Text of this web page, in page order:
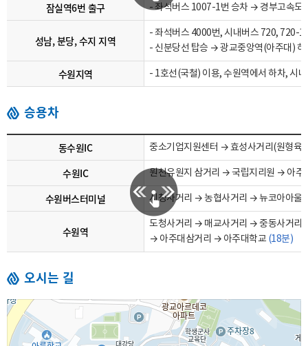
잠실역6번 출구 - 좌석버스 1007-1번 승차 → 경부고속도
성남, 분당, 수지 지역
- 좌석버스 4000번, 시내버스 720, 720-
- 신분당선 탑승 → 광교중앙역(아주대)
수원지역 - 1호선(국철) 이용, 수원역에서 하차, 시
승용차
동수원IC 중소기업지원센터 → 효성사거리(원형육
수원IC 원천유원지 삼거리 → 국립지리원 → 아주
수원버스터미널 시청사거리 → 농협사거리 → 뉴코아아
수원역
도청사거리 → 매교사거리 → 중동사거리
→ 아주대삼거리 → 아주대학교 (18분)
오시는 길